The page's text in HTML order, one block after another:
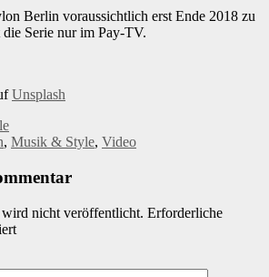
Berlin voraussichtlich erst Ende 2018 zu
Serie nur im Pay-TV.
Unsplash
, Musik & Style, Video
nicht veröffentlicht. Erforderliche